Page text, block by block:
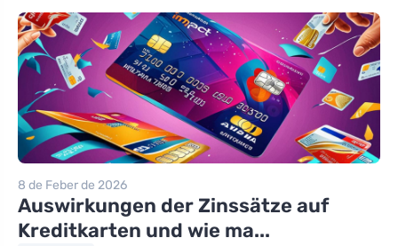
8 de Feber de 2026
Auswirkungen der Zinssätze auf
Kreditkarten und wie ma...